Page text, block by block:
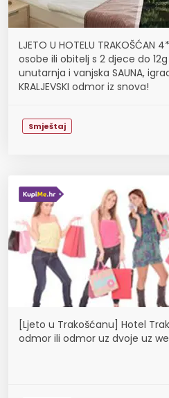
LJETO U HOTELU TRAKOŠĆAN
osobe ili obitelj s 2 djece do 12g
unutarnja i vanjska SAUNA,
KRALJEVSKI odmor iz snova!
Smještaj
[Ljeto u Trakošćanu] Hotel
odmor ili odmor uz dvoje uz